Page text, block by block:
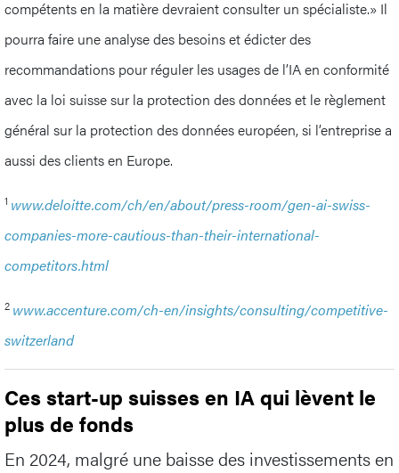
compétents en la matière devraient consulter un spécialiste.» Il
pourra faire une analyse des besoins et édicter des
recommandations pour réguler les usages de l’IA en conformité
avec la loi suisse sur la protection des données et le règlement
général sur la protection des données européen, si l’entreprise a
aussi des clients en Europe.
1 www.deloitte.com/ch/en/about/press-room/gen-ai-swiss-
companies-more-cautious-than-their-international-
competitors.html
2 www.accenture.com/ch-en/insights/consulting/competitive-
switzerland
Ces start-up suisses en IA qui lèvent le
plus de fonds
En 2024, malgré une baisse des investissements en